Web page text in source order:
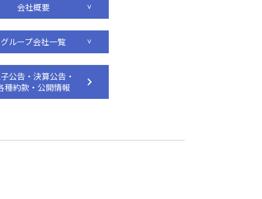
会社概要
グループ会社一覧
公告・決算公告・
種約款・公開情報